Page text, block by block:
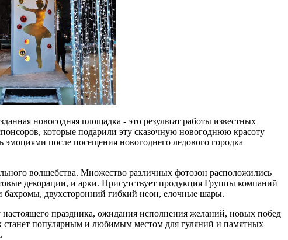
новогодняя площадка - это результат работы известных
которые подарили эту сказочную новогоднюю красоту
после посещения новогоднего ледового городка
волшебства. Множество различных фотозон расположились
декорации, и арки. Присутствует продукция Группы компаний
двухсторонний гибкий неон, елочные шары.
праздника, ожидания исполнения желаний, новых побед
станет популярным и любимым местом для гуляний и памятных